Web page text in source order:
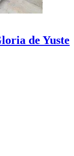
de Yuste